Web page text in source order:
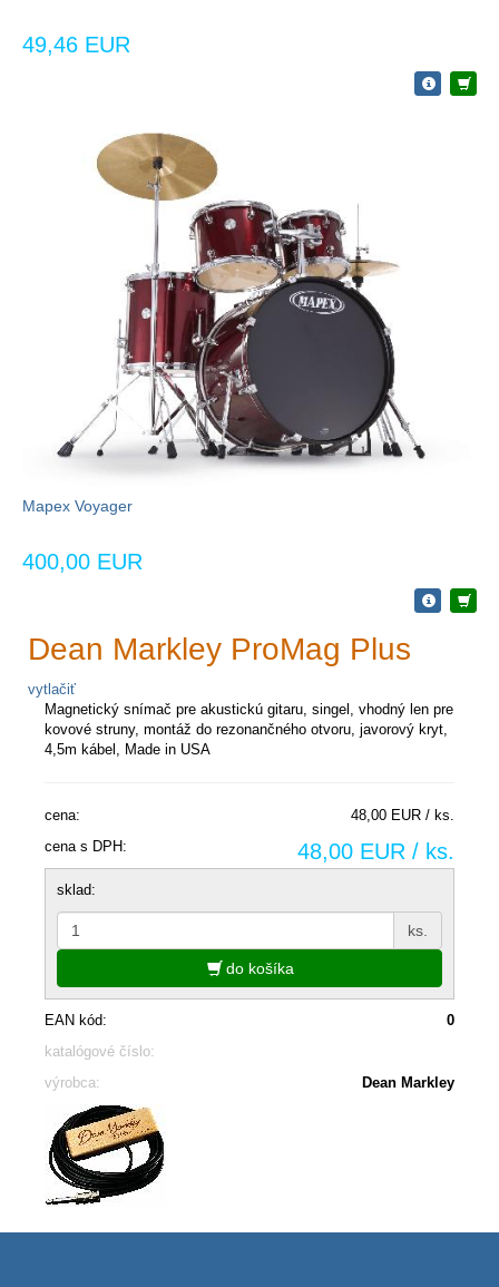
49,46 EUR
Mapex Voyager
400,00 EUR
Dean Markley ProMag Plus
vytlačiť
Magnetický snímač pre akustickú gitaru, singel, vhodný len pre
kovové struny, montáž do rezonančného otvoru, javorový kryt,
4,5m kábel, Made in USA
cena:
48,00 EUR / ks.
cena s DPH:
48,00 EUR / ks.
sklad:
ks.
do košíka
EAN kód:
0
katalógové číslo:
výrobca:
Dean Markley